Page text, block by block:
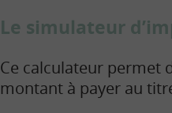
Le simulateur
Ce calculateur permet
montant à payer au